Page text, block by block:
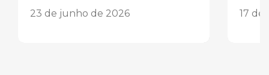
23 de junho de 2026 17 de